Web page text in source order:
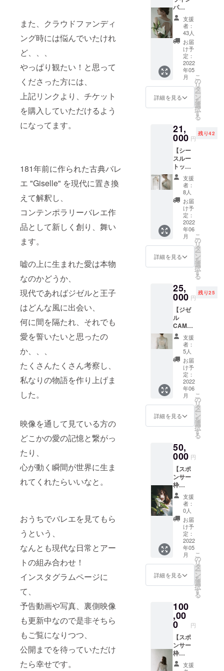
また、クラウドファンディ
ング時には悩んでいたけれ
ど、、、
やっぱり観たい！と思って
くださった方には、
上記リンクより、チケット
を購入していただけるよう
になってます。
181年前に作られた古典バレ
エ "Giselle" を現代に置き換
えて解釈し、
コンテンポラリーバレエ作
品として新しく創り、舞い
ます。
嘘の上に生まれた愛は本物
なのかどうか、
現代であればジゼルと王子
はどんな風に出会い、
何に間を隔たれ、それでも
愛を誓いたいと思ったの
か、、、
たくさんたくさん考察し、
私なりの物語を作り上げま
した。
映像を通して見ている方の
どこかの愛の記憶と繋がっ
たり、
心が動く瞬間が世界に生ま
れてくれたらいいなと。
おうちでバレエを見てもら
うという、
なんとも現代な日常とアー
トの組み合わせ！
インスタグラムページに
て、
予告動画や写真、裏側映像
も更新中なので是非そちら
もご覧になりつつ、
公開までを待っていただけ
たら幸せです。
と、The
AMOの
思いが
詰まっ
たス
テッ
カーを
お届け
させて
いただ
きま
す。 ポ
First
Collecti
テー
マ、人
間から
妖精に
なりな
がらも
変わら
ぬ愛を
信じ続
けるジ
ゼルの
世界を
写真か
ら感じ
、部屋
に飾る
こと
も、大
切な誰
かへ愛
を伝え
るお手
紙に
も、
使って
もらえ
ます。
ステッ
カー：
AMOの
想いの
ゴス
テッ
カー。
このス
テッ
カーを
見るた
びに、
愛を
持っ
て、あ
なた自
身の魅
力を再
れる存
在であ
という
気持ち
で作り
まし
た。
パ
フォー
マンス
"Giselle
" チケッ
ト】
First
Collecti
onの
テーマ
のクラ
シック
バレエ
をコン
セプト
に、ダ
ンサー
村中智
が踊る
映像作
品をお
届けし
ます。
劇場に
舞台を
見に行
くよう
に、サ
ポート
してく
るオン
ライン
フォー
マンス
の映像
です。
支援者
にはオ
ンライ
ンでの
リンク
チケッ
トが
メール
で送ら
れ、作
だくこ
とが可
能で
す。 今
回のた
めに、
２００
年前に
作られ
た古典
バレエ
「ジゼ
ル」の
物語を
掘り下
代のジ
ゼルと
の舞を
作り上
げま
す。 映
像は5月
ごろに
配信予
定、支
支援
者：
43人
お届
け予
定：
2022
年05
月
詳細を見る
こ
の
リ
タ
ー
ン
を
選
択
す
る
21,
000 円
残り42
【シー
スルー
トップ
ス】 ◯
アイテ
ム説明
First
Colletci
"Giselle
" より、
シース
ルー
トップ
スにな
らかい
透け感
のある
チュー
ル素
材、肩
から手
首にか
けての
カーブ
が女性
らしさ
と唯一
無二さ
を演出
しま
す。 ア
ため、
下に着
によっ
て雰囲
気がガ
ラリと
変わり
ます。
シンプ
ルに無
地の似
た色で
合わせ
るのも
よし、
柄物を
し、 日
常使い
も、そ
レガン
トなお
出かけ
日にも
支援
者：
8人
お届
け予
定：
2022
年06
月
詳細を見る
こ
の
リ
タ
ー
ン
を
選
択
す
る
25,
000 円
残り25
【ジゼ
ル
CAMPF
IRE特別
つめあ
わせ
セッ
ト】 ポ
スト
カー
ド、ス
テッ
カー、
シース
ルー
ンライ
ンパ
フォー
マンス
"Giselle
" チケッ
ト全て
をセッ
トにし
てお届
けしま
す。そ
れぞれ
のアイ
テムの
説明に
ついて
ターン
ページ
をご覧
くださ
い。 ※
シース
ルー
トップ
支援
者：
5人
お届
け予
定：
2022
年06
月
詳細を見る
こ
の
リ
タ
ー
ン
を
選
択
す
る
50,
000 円
【スポ
ンサー
枠
Margue
rite】
The
AMOの
活動を
応援し
たい！
と思っ
てくだ
さる方
へ。 ス
ポン
ンライ
ンパ
フォー
マン
ス"Gise
lle"の動
画の最
後に会
支援
者：
0人
お届
け予
定：
2022
年05
月
詳細を見る
こ
の
リ
タ
ー
ン
を
選
択
す
る
100
,00
0 円
【スポ
ンサー
枠
Lily】支援